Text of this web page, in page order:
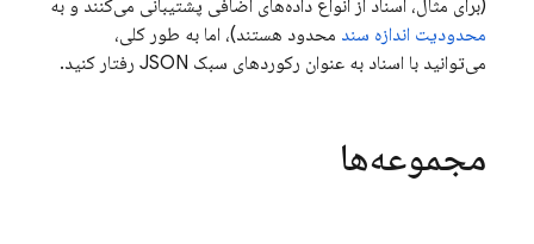
(برای مثال، اسناد از انواع داده‌های اضافی پشتیبانی می‌کنند و به
محدودیت اندازه سند محدود هستند)، اما به طور کلی،
می‌توانید با اسناد به عنوان رکوردهای سبک JSON رفتار کنید.
مجموعه‌ها